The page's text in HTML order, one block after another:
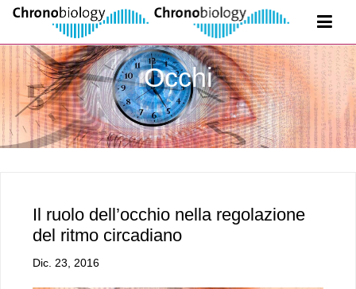
Occhi
Il ruolo dell’occhio nella regolazione
del ritmo circadiano
Dic. 23, 2016